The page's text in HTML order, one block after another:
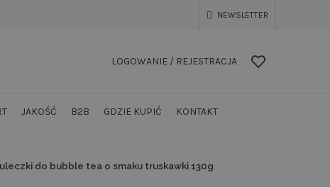
NEWSLETTER
LOGOWANIE / REJESTRACJA
JAKOŚĆ B2B GDZIE KUPIĆ KONTAKT
do bubble tea o smaku truskawki 130g